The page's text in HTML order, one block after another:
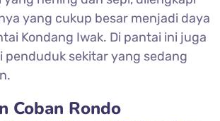
yang cukup besar menjadi daya
Kondang Iwak. Di pantai ini juga
penduduk sekitar yang sedang
Coban Rondo